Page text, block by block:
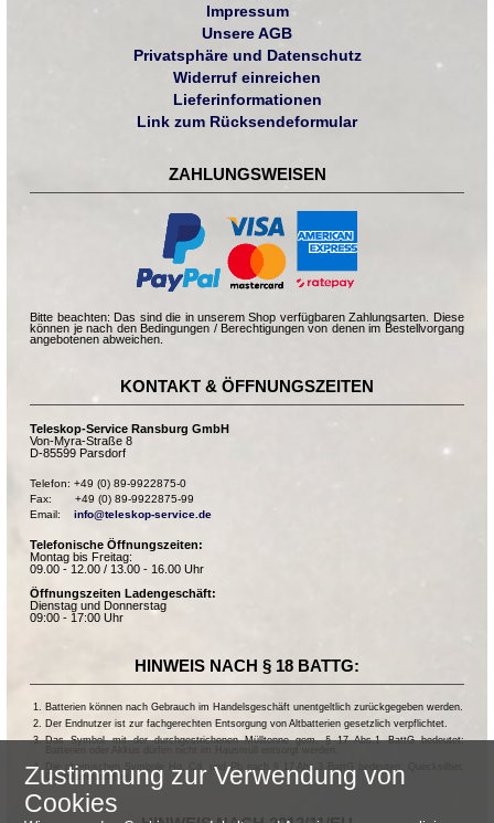
Impressum
Unsere AGB
Privatsphäre und Datenschutz
Widerruf einreichen
Lieferinformationen
Link zum Rücksendeformular
ZAHLUNGSWEISEN
Bitte beachten: Das sind die in unserem Shop verfügbaren Zahlungsarten. Diese
können je nach den Bedingungen / Berechtigungen von denen im Bestellvorgang
angebotenen abweichen.
KONTAKT & ÖFFNUNGSZEITEN
Teleskop-Service Ransburg GmbH
Von-Myra-Straße 8
D-85599 Parsdorf
Telefon: +49 (0) 89-9922875-0
Fax:       +49 (0) 89-9922875-99
Email: info@teleskop-service.de
Telefonische Öffnungszeiten:
Montag bis Freitag:
09.00 - 12.00 / 13.00 - 16.00 Uhr
Öffnungszeiten Ladengeschäft:
Dienstag und Donnerstag
09:00 - 17:00 Uhr
HINWEIS NACH § 18 BATTG:
Batterien können nach Gebrauch im Handelsgeschäft unentgeltlich zurückgegeben werden.
Der Endnutzer ist zur fachgerechten Entsorgung von Altbatterien gesetzlich verpflichtet.
Das Symbol mit der durchgestrichenen Mülltonne gem. § 17 Abs.1 BattG bedeutet:
Die chemischen Symbole Hg, Cd, und Pb nach § 17 Abs.3 BattG bedeuten: Quecksilber,
Cadmium und Blei.
Zustimmung zur Verwendung von
Cookies